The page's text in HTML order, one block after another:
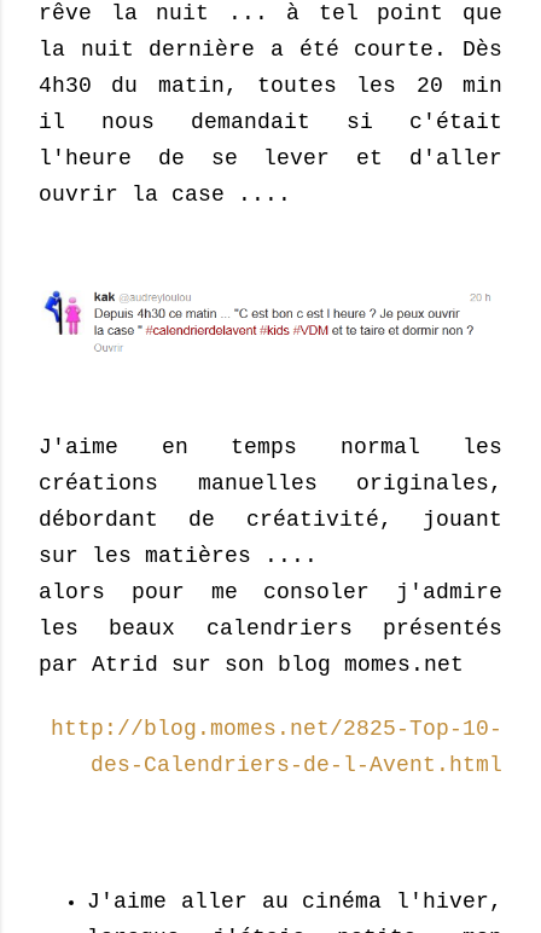
rêve la nuit ... à tel point que
la nuit dernière a été courte. Dès
4h30 du matin, toutes les 20 min
il nous demandait si c'était
l'heure de se lever et d'aller
ouvrir la case ....
J'aime en temps normal les
créations manuelles originales,
débordant de créativité, jouant
sur les matières ....
alors pour me consoler j'admire
les beaux calendriers présentés
par Atrid sur son blog momes.net
http://blog.momes.net/2825-Top-10-
des-Calendriers-de-l-Avent.html
J'aime aller au cinéma l'hiver,